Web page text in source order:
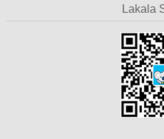
Lakala